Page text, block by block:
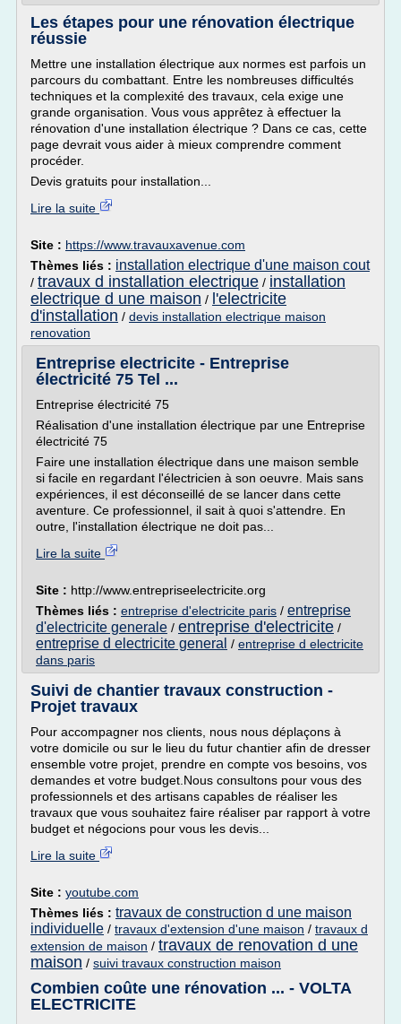
Les étapes pour une rénovation électrique
réussie
Mettre une installation électrique aux normes est parfois un
parcours du combattant. Entre les nombreuses difficultés
techniques et la complexité des travaux, cela exige une
grande organisation. Vous vous apprêtez à effectuer la
rénovation d'une installation électrique ? Dans ce cas, cette
page devrait vous aider à mieux comprendre comment
procéder.
Devis gratuits pour installation...
Lire la suite
Site : https://www.travauxavenue.com
Thèmes liés : installation electrique d'une maison cout
/ travaux d installation electrique / installation
electrique d une maison / l'electricite
d'installation / devis installation electrique maison
renovation
Entreprise electricite - Entreprise
électricité 75 Tel ...
Entreprise électricité 75
Réalisation d'une installation électrique par une Entreprise
électricité 75
Faire une installation électrique dans une maison semble
si facile en regardant l'électricien à son oeuvre. Mais sans
expériences, il est déconseillé de se lancer dans cette
aventure. Ce professionnel, il sait à quoi s'attendre. En
outre, l'installation électrique ne doit pas...
Lire la suite
Site : http://www.entrepriseelectricite.org
Thèmes liés : entreprise d'electricite paris / entreprise
d'electricite generale / entreprise d'electricite /
entreprise d electricite general / entreprise d electricite
dans paris
Suivi de chantier travaux construction -
Projet travaux
Pour accompagner nos clients, nous nous déplaçons à
votre domicile ou sur le lieu du futur chantier afin de dresser
ensemble votre projet, prendre en compte vos besoins, vos
demandes et votre budget.Nous consultons pour vous des
professionnels et des artisans capables de réaliser les
travaux que vous souhaitez faire réaliser par rapport à votre
budget et négocions pour vous les devis...
Lire la suite
Site : youtube.com
Thèmes liés : travaux de construction d une maison
individuelle / travaux d'extension d'une maison / travaux d
extension de maison / travaux de renovation d une
maison / suivi travaux construction maison
Combien coûte une rénovation ... - VOLTA
ELECTRICITE